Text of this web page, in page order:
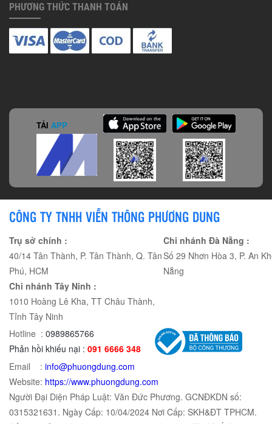
PHƯƠNG THỨC THANH TOÁN
TẢI APP
CÔNG TY TNHH VIỄN THÔNG PHƯƠNG DUNG
Trụ sở chính :
40/14 Tân Thành, P. Tân Thành, Q. Tân
Phú, HCM
Chi nhánh Đà Nẵng :
Số 29 Nhơn Hòa 3, P. An
Nẵng
Chi nhánh Tây Ninh :
1010 Hoàng Lê Kha, TT Châu Thành,
Tỉnh Tây Ninh
Hotline : 0989865766
Phản hồi khiếu nại : 091 6666 348
Email : info@phuongdung.com
Website: https://www.phuongdung.com
Người Đại Diện Pháp Luật: Văn Đức Phương. GCNĐKDN số:
0315321631. Ngày Cấp: 10/04/2024 Nơi Cấp: SKH&ĐT TPHCM.